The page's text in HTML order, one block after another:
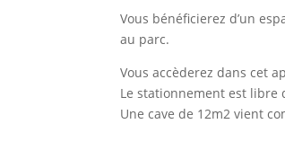
Vous bénéficierez d’un
au parc.
Vous accèderez dans cet
Le stationnement est libre
Une cave de 12m2 vient